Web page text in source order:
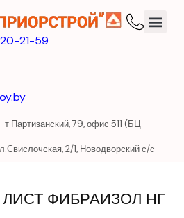
21-59
Партизанский, 79, офис 511 (БЦ
2/1, Новодворский с/с
ФИБРАИЗОЛ НГ